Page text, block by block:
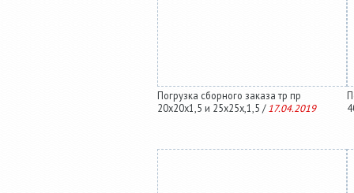
Погрузка сборного заказа тр пр
20х20х1,5 и 25х25х,1,5 / 17.04.2019